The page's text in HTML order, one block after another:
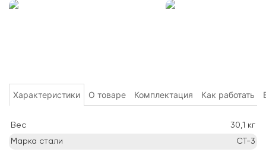
Характеристики О товаре Комплектация Как работать
Вес 30,1 кг
Марка стали
СТ-3